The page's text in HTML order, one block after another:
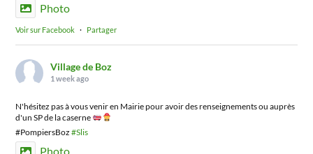
Photo
Voir sur Facebook · Partager
Village de Boz
1 week ago
N'hésitez pas à vous venir en Mairie pour avoir des renseignements ou auprès
d'un SP de la caserne
#PompiersBoz#Slis
Photo